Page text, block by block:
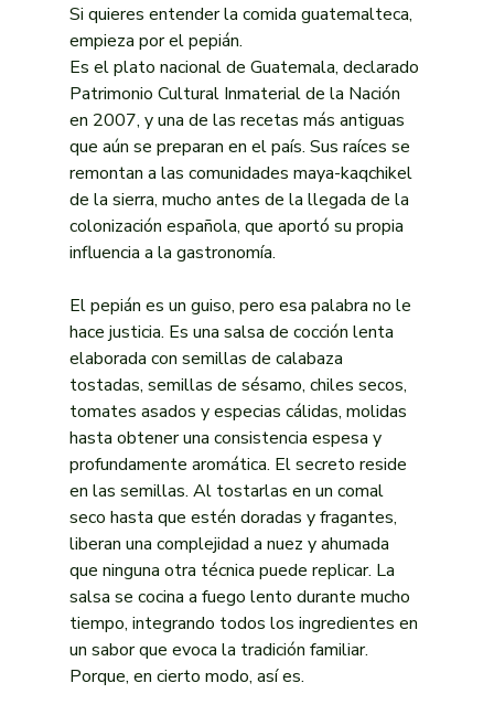
Si quieres entender la comida guatemalteca,
empieza por el pepián.
Es el plato nacional de Guatemala, declarado
Patrimonio Cultural Inmaterial de la Nación
en 2007, y una de las recetas más antiguas
que aún se preparan en el país. Sus raíces se
remontan a las comunidades maya-kaqchikel
de la sierra, mucho antes de la llegada de la
colonización española, que aportó su propia
influencia a la gastronomía.
El pepián es un guiso, pero esa palabra no le
hace justicia. Es una salsa de cocción lenta
elaborada con semillas de calabaza
tostadas, semillas de sésamo, chiles secos,
tomates asados y especias cálidas, molidas
hasta obtener una consistencia espesa y
profundamente aromática. El secreto reside
en las semillas. Al tostarlas en un comal
seco hasta que estén doradas y fragantes,
liberan una complejidad a nuez y ahumada
que ninguna otra técnica puede replicar. La
salsa se cocina a fuego lento durante mucho
tiempo, integrando todos los ingredientes en
un sabor que evoca la tradición familiar.
Porque, en cierto modo, así es.